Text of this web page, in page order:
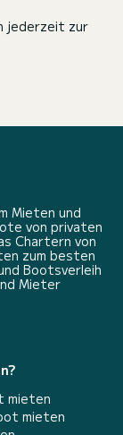
jederzeit zur
Mieten und
von privaten
Chartern von
zum besten
Bootsverleih
Mieter
mieten
mieten